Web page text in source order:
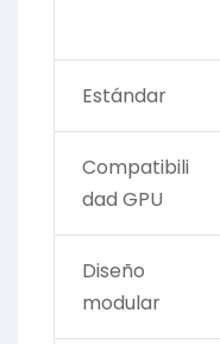
Estándar
Compatibili
dad GPU
Diseño
modular